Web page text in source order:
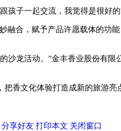
子一起交流，我觉得是很好的
合，赋予产品许愿载体的功
龙活动。”金丰香业股份有
香文化体验打造成新的旅游
分享好友 打印本文 关闭窗口